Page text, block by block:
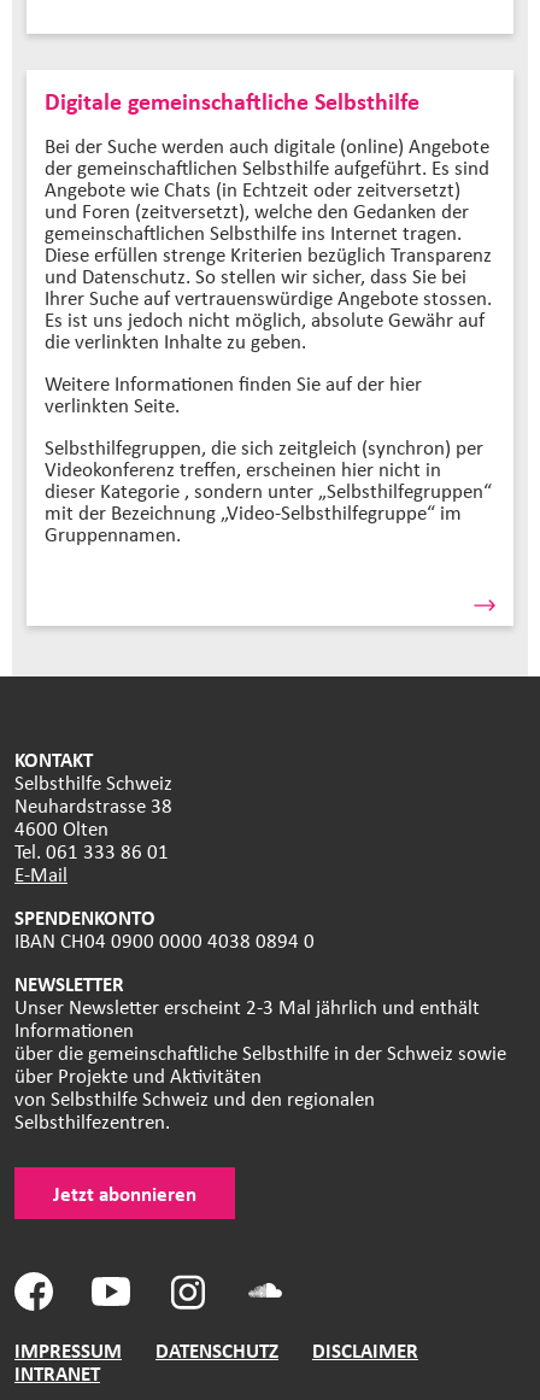
Digitale gemeinschaftliche Selbsthilfe
Bei der Suche werden auch digitale (online) Angebote
der gemeinschaftlichen Selbsthilfe aufgeführt. Es sind
Angebote wie Chats (in Echtzeit oder zeitversetzt)
und Foren (zeitversetzt), welche den Gedanken der
gemeinschaftlichen Selbsthilfe ins Internet tragen.
Diese erfüllen strenge Kriterien bezüglich Transparenz
und Datenschutz. So stellen wir sicher, dass Sie bei
Ihrer Suche auf vertrauenswürdige Angebote stossen.
Es ist uns jedoch nicht möglich, absolute Gewähr auf
die verlinkten Inhalte zu geben.
Weitere Informationen finden Sie auf der hier
verlinkten Seite.
Selbsthilfegruppen, die sich zeitgleich (synchron) per
Videokonferenz treffen, erscheinen hier nicht in
dieser Kategorie , sondern unter „Selbsthilfegruppen“
mit der Bezeichnung „Video-Selbsthilfegruppe“ im
Gruppennamen.
KONTAKT
Selbsthilfe Schweiz
Neuhardstrasse 38
4600 Olten
Tel. 061 333 86 01
E-Mail
SPENDENKONTO
IBAN CH04 0900 0000 4038 0894 0
NEWSLETTER
Unser Newsletter erscheint 2-3 Mal jährlich und enthält
Informationen
über die gemeinschaftliche Selbsthilfe in der Schweiz sowie
über Projekte und Aktivitäten
von Selbsthilfe Schweiz und den regionalen
Selbsthilfezentren.
Jetzt abonnieren
IMPRESSUM DATENSCHUTZ
DISCLAIMER
INTRANET